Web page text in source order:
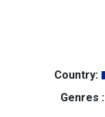
Country:
Genres :